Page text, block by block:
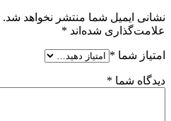
نشانی ایمیل شما منتشر نخواهد شد.
علامت‌گذاری شده‌اند *
امتیاز شما *
دیدگاه شما *